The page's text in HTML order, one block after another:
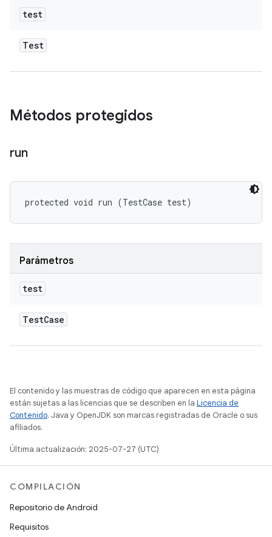
test
Test
Métodos protegidos
run
protected void run (TestCase test)
Parámetros
test
TestCase
El contenido y las muestras de código que aparecen en esta página
están sujetas a las licencias que se describen en la Licencia de
Contenido. Java y OpenJDK son marcas registradas de Oracle o sus
afiliados.
Última actualización: 2025-07-27 (UTC)
COMPILACIÓN
Repositorio de Android
Requisitos